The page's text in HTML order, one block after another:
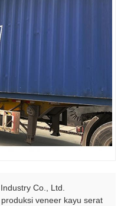
Co., Ltd.
veneer kayu serat